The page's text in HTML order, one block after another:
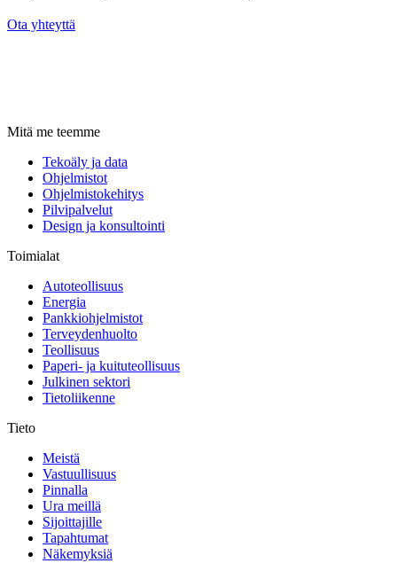
Ota yhteyttä
Mitä me teemme
Tekoäly ja data
Ohjelmistot
Ohjelmistokehitys
Pilvipalvelut
Design ja konsultointi
Toimialat
Autoteollisuus
Energia
Pankkiohjelmistot
Terveydenhuolto
Teollisuus
Paperi- ja kuituteollisuus
Julkinen sektori
Tietoliikenne
Tieto
Meistä
Vastuullisuus
Pinnalla
Ura meillä
Sijoittajille
Tapahtumat
Näkemyksiä